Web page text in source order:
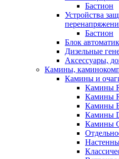
Бастион
Устройства
Бастион
Блок
Дизельные
Аксессуары,
Камины,
Камины и
Камины
Камины
Камины
Камины
Камины